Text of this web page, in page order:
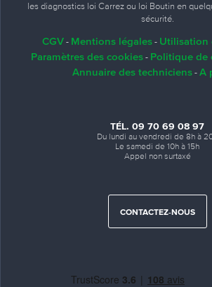
les diagnostics loi Carrez ou loi Boutin en
sécurité.
CGV - Mentions légales - Utilisation
Paramètres des cookies - Politique de
Annuaire des techniciens- A
TÉL. 09 70 69 08 97
Du lundi au vendredi de 8h à
Le samedi de 10h à 15h
Appel non surtaxé
CONTACTEZ-NOUS